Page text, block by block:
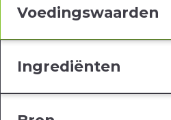
Voedingswaarden
Ingrediënten